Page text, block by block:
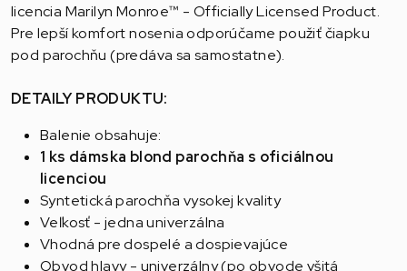
licencia Marilyn Monroe™ - Officially Licensed Product.
Pre lepší komfort nosenia odporúčame použiť čiapku
pod parochňu (predáva sa samostatne).
DETAILY PRODUKTU:
Balenie obsahuje:
1 ks dámska blond parochňa s oficiálnou
licenciou
Syntetická parochňa vysokej kvality
Veľkosť - jedna univerzálna
Vhodná pre dospelé a dospievajúce
Obvod hlavy - univerzálny (po obvode všitá